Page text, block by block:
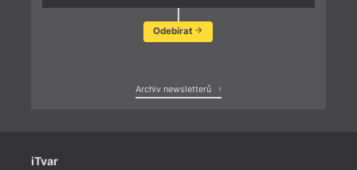
Odebírat
Archiv newsletterů
iTvar